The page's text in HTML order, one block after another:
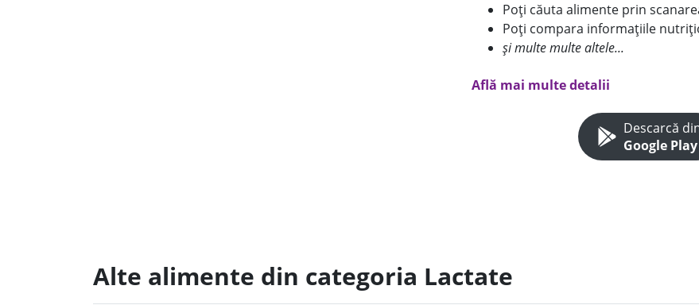
Poți căuta alimente prin
Poți compara informațiile
și multe multe altele...
Află mai multe detalii
Descarcă
Google Play
Alte alimente din categoria Lactate